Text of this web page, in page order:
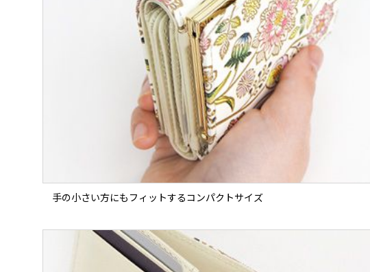
手の小さい方にもフィットするコンパクトサイズ